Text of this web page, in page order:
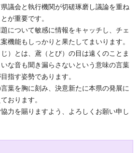
議会と執行機関が切磋琢磨し議論を重ね
が重要です。
について敏感に情報をキャッチし、チェ
機能もしっかりと果たしてまいります。
）とは、鳶（とび）の目は遠くのことま
な音も聞き漏らさないという意味の言葉
指す姿勢であります。
葉を胸に刻み、決意新たに本県の発展に
おります。
力を賜りますよう、よろしくお願い申し